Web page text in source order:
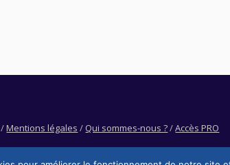
/Mentions légales / Qui sommes-nous ?/Accès PRO